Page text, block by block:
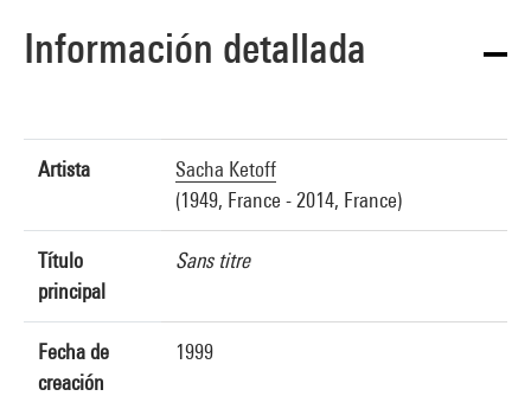
Información detallada
Artista
Sacha Ketoff
(1949, France - 2014, France)
Título
principal
Sans titre
Fecha de
creación
1999